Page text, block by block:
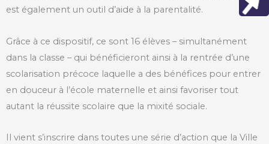
est également un outil d’aide à la parentalité.
Grâce à ce dispositif, ce sont 16 élèves – simultanément
dans la classe – qui bénéficieront ainsi à la rentrée d’une
scolarisation précoce laquelle a des bénéfices pour entrer
en douceur à l’école maternelle et ainsi favoriser tout
autant la réussite scolaire que la mixité sociale.
Il vient s’inscrire dans toutes une série d’action que la Ville